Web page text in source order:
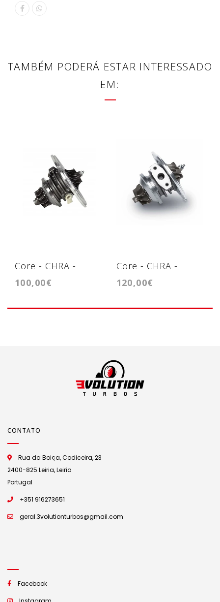
TAMBÉM PODERÁ ESTAR INTERESSADO
EM:
Core - CHRA -
Cartridge -
100,00€
Core - CHRA -
Cartridge -
120,00€
CONTATO
Rua da Boiça, Codiceira, 23
2400-825 Leiria, Leiria
Portugal
+351 916273651
geral.3volutionturbos@gmail.com
Facebook